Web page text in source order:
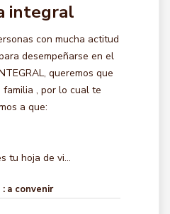
integral
con mucha actitud
desempeñarse en el
queremos que
, por lo cual te
a que:
tu hoja de vi...
: a convenir